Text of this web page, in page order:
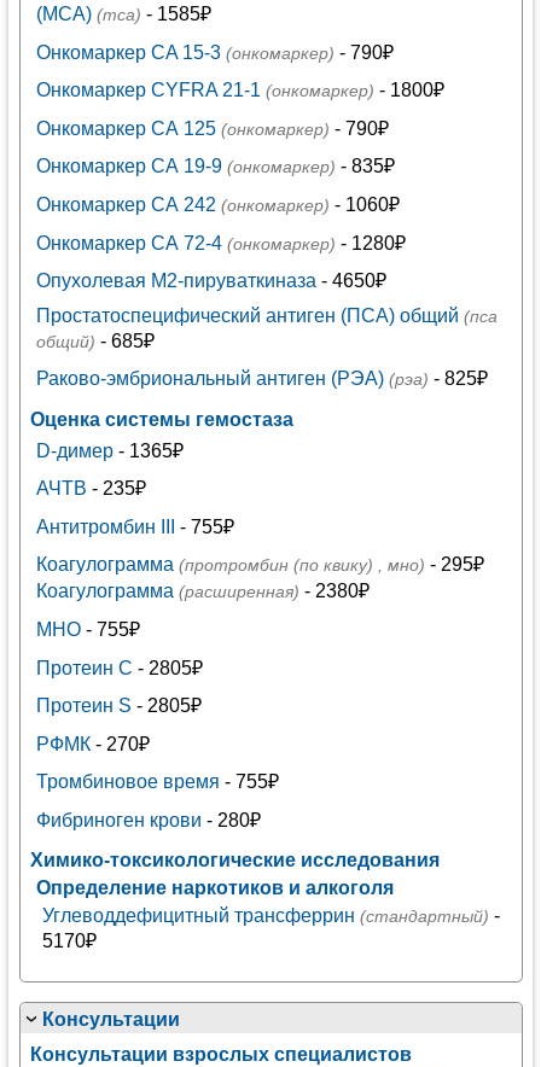
(MCA) (mca) - 1585₽
Онкомаркер CA 15-3 (онкомаркер) - 790₽
Онкомаркер CYFRA 21-1 (онкомаркер) - 1800₽
Онкомаркер СА 125 (онкомаркер) - 790₽
Онкомаркер СА 19-9 (онкомаркер) - 835₽
Онкомаркер СА 242 (онкомаркер) - 1060₽
Онкомаркер СА 72-4 (онкомаркер) - 1280₽
Опухолевая М2-пируваткиназа - 4650₽
Простатоспецифический антиген (ПСА) общий (пса
общий) - 685₽
Раково-эмбриональный антиген (РЭА) (рэа) - 825₽
Оценка системы гемостаза
D-димер - 1365₽
АЧТВ - 235₽
Антитромбин III
- 755₽
Коагулограмма (протромбин (по квику) , мно) - 295₽
Коагулограмма (расширенная) - 2380₽
МНО - 755₽
Протеин C - 2805₽
Протеин S - 2805₽
РФМК - 270₽
Тромбиновое время - 755₽
Фибриноген крови - 280₽
Химико-токсикологические исследования
Определение наркотиков и алкоголя
Углеводдефицитный трансферрин (стандартный) -
5170₽
Консультации
Консультации взрослых специалистов